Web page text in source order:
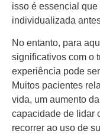
isso é essencial
individualizada
No entanto, para
significativos com o
experiência pode
Muitos pacientes
vida, um aumento
capacidade de lidar
recorrer ao uso de